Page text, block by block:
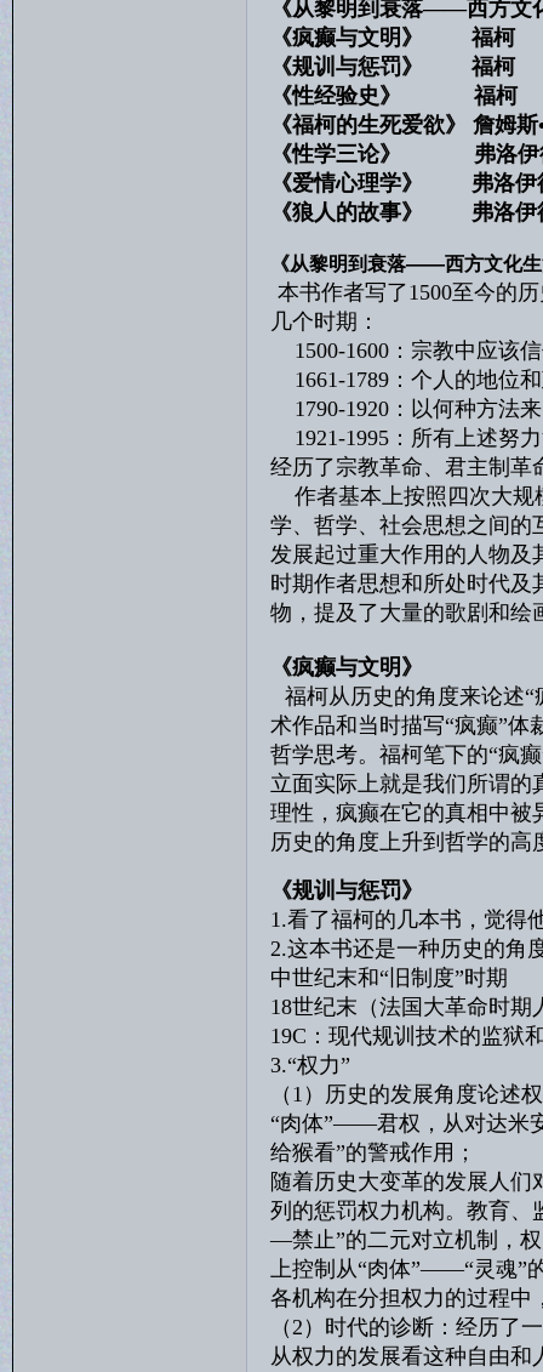
《从黎明到衰落——西方文
《疯癫与文明》 福
《规训与惩罚》 福
《性经验史》 福柯
《福柯的生死爱欲》 詹姆
《性学三论》 弗洛
《爱情心理学》 弗洛
《狼人的故事》 弗洛
《从黎明到衰落——西方文化
本书作者写了1500至今的
几个时期：
1500-1600：宗教中应该
1661-1789：个人的地位
1790-1920：以何种方法
1921-1995：所有上述努
经历了宗教革命、君主制革
作者基本上按照四次大规
学、哲学、社会思想之间的
发展起过重大作用的人物及
时期作者思想和所处时代及
物，提及了大量的歌剧和绘
《疯癫与文明》
福柯从历史的角度来论述
术作品和当时描写“疯癫”
哲学思考。福柯笔下的“疯
立面实际上就是我们所谓的
理性，疯癫在它的真相中被
历史的角度上升到哲学的高
《规训与惩罚》
1.看了福柯的几本书，觉得
2.这本书还是一种历史的角
中世纪末和“旧制度”时
18世纪末（法国大革命时
19C：现代规训技术的监
3.“权力”
（1）历史的发展角度论述
“肉体”——君权，从对达米
给猴看”的警戒作用；
随着历史大变革的发展人们
列的惩罚权力机构。教育、
—禁止”的二元对立机制，
上控制从“肉体”——“灵魂”
各机构在分担权力的过程中
（2）时代的诊断：经历了
从权力的发展看这种自由和